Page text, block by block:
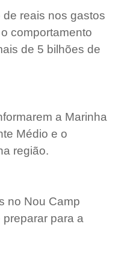
reais nos gastos
comportamento
de 5 bilhões de
a Marinha
Médio e o
região.
no Nou Camp
para a